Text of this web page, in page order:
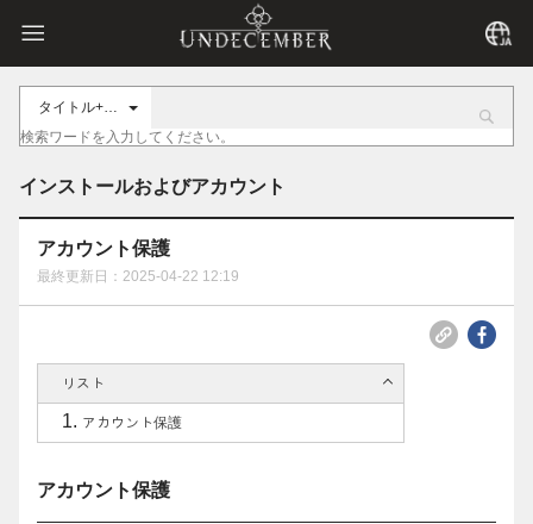
タイトル+内容
インストールおよびアカウント
アカウント保護
最終更新日：2025-04-22 12:19
リスト
アカウント保護
アカウント保護